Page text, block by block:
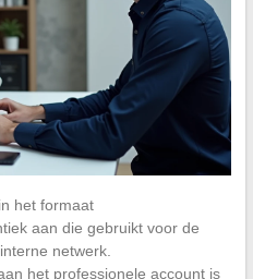
het formaat
aan die gebruikt voor de
netwerk.
het professionele account is